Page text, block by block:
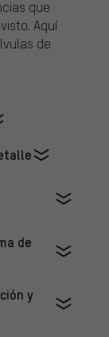
que
Aquí
de
de
y